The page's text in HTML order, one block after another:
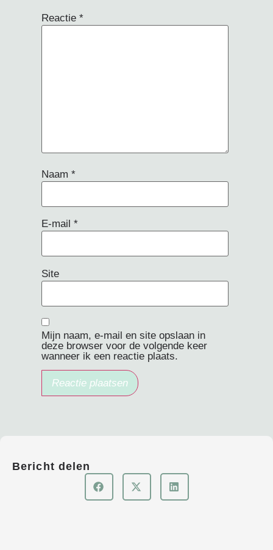
Bericht delen
Reactie*
Naam*
E-mail*
Site
Mijn naam, e-mail en site opslaan in
deze browser voor de volgende keer
wanneer ik een reactie plaats.